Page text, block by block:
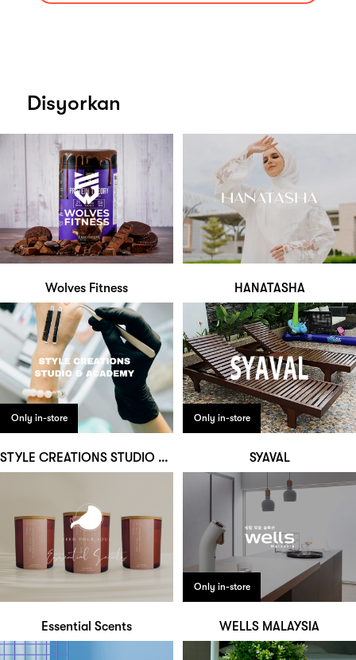
Disyorkan
Wolves Fitness HANATASHA
Only in-store
STYLE CREATIONS STUDIO & ACADEMY
Only in-store
SYAVAL
Essential Scents
Only in-store
WELLS MALAYSIA